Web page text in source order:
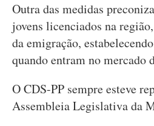
Outra das medidas
jovens licenciados na
da emigração,
quando entram no mercado
O CDS-PP sempre esteve
Assembleia Legislativa da